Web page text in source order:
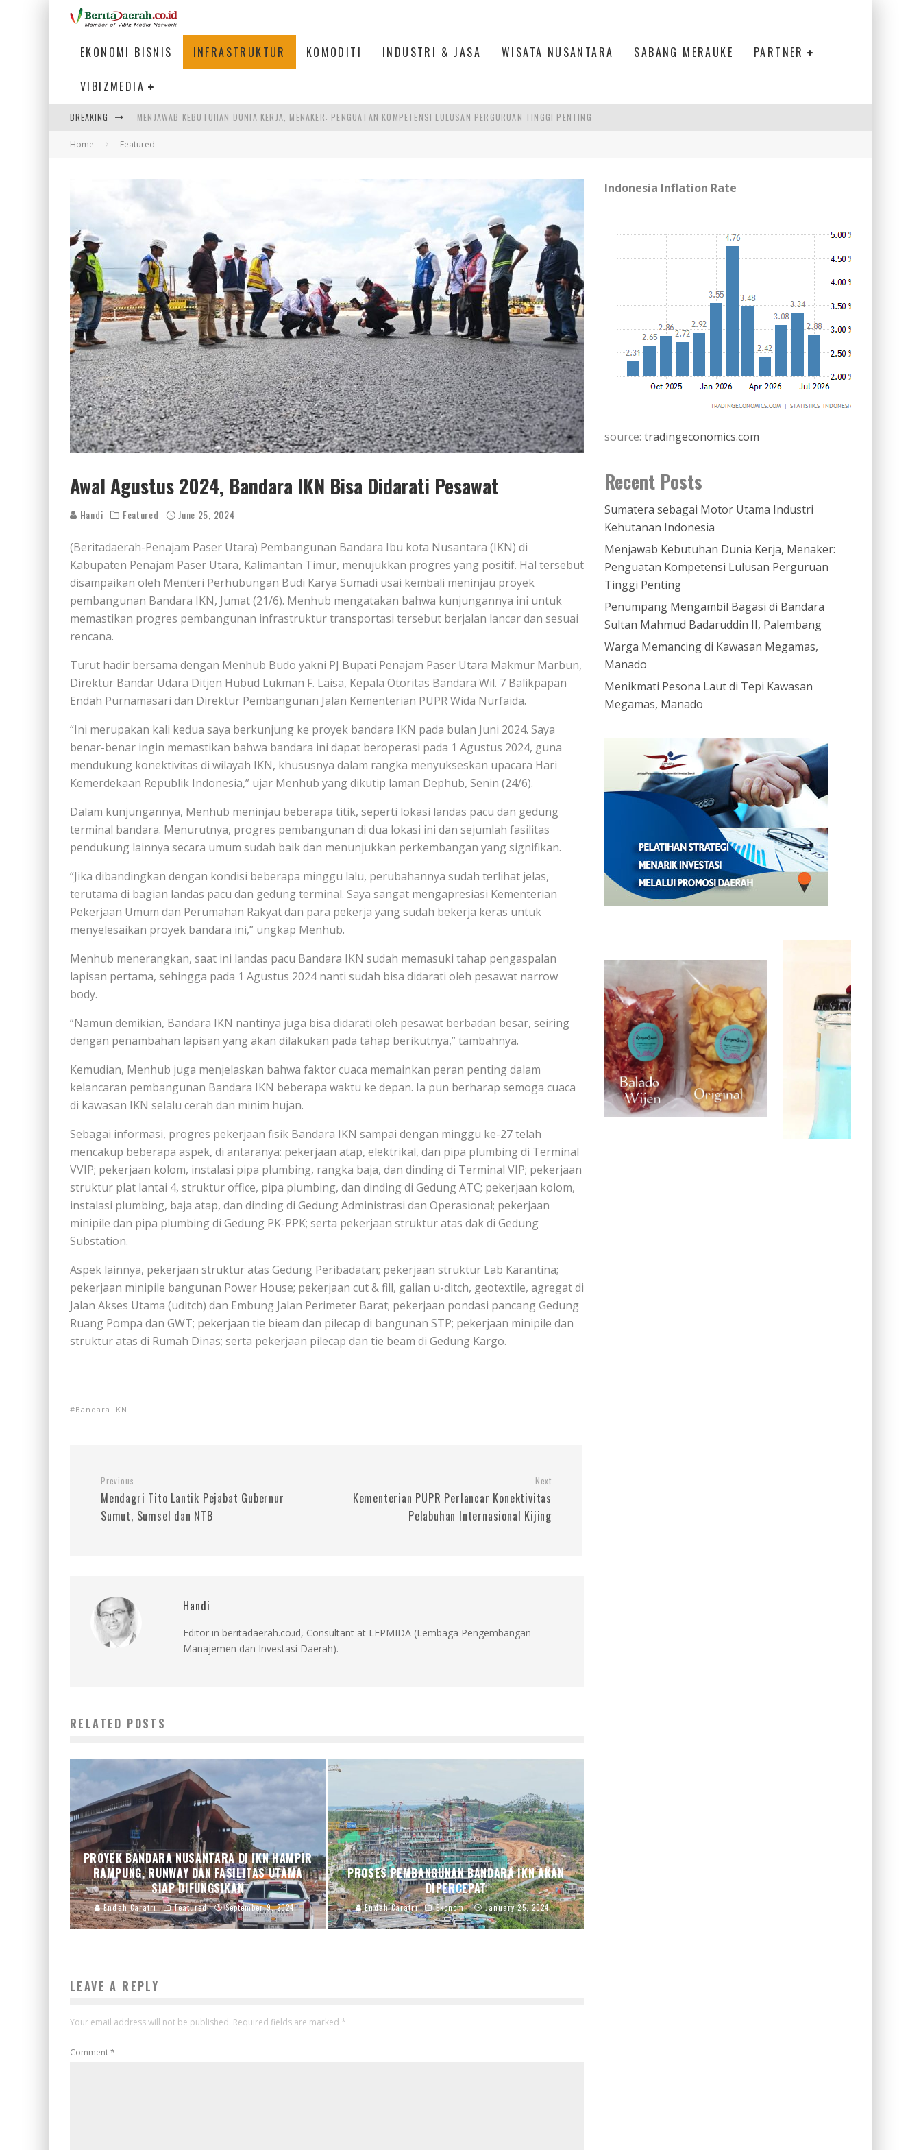
EKONOMI BISNIS INFRASTRUKTUR KOMODITI INDUSTRI & JASA WISATA NUSANTARA SABANG MERAUKE PARTNER
VIBIZMEDIA
BREAKING
MENJAWAB KEBUTUHAN DUNIA KERJA, MENAKER: PENGUATAN KOMPETENSI LULUSAN PERGURUAN TINGGI PENTING
PENUMPANG MENGAMBIL BAGASI DI BANDARA SULTAN MAHMUD BADARUDDIN II, PALEMBANG
WARGA MEMANCING DI KAWASAN MEGAMAS, MANADO
Home Featured
Awal Agustus 2024, Bandara IKN Bisa Didarati Pesawat
Handi Featured June 25, 2024
(Beritadaerah-Penajam Paser Utara) Pembangunan Bandara Ibu kota Nusantara (IKN) di
Kabupaten Penajam Paser Utara, Kalimantan Timur, menujukkan progres yang positif. Hal tersebut
disampaikan oleh Menteri Perhubungan Budi Karya Sumadi usai kembali meninjau proyek
pembangunan Bandara IKN, Jumat (21/6). Menhub mengatakan bahwa kunjungannya ini untuk
memastikan progres pembangunan infrastruktur transportasi tersebut berjalan lancar dan sesuai
rencana.
Turut hadir bersama dengan Menhub Budo yakni PJ Bupati Penajam Paser Utara Makmur Marbun,
Direktur Bandar Udara Ditjen Hubud Lukman F. Laisa, Kepala Otoritas Bandara Wil. 7 Balikpapan
Endah Purnamasari dan Direktur Pembangunan Jalan Kementerian PUPR Wida Nurfaida.
“Ini merupakan kali kedua saya berkunjung ke proyek bandara IKN pada bulan Juni 2024. Saya
benar-benar ingin memastikan bahwa bandara ini dapat beroperasi pada 1 Agustus 2024, guna
mendukung konektivitas di wilayah IKN, khususnya dalam rangka menyukseskan upacara Hari
Kemerdekaan Republik Indonesia,” ujar Menhub yang dikutip laman Dephub, Senin (24/6).
Dalam kunjungannya, Menhub meninjau beberapa titik, seperti lokasi landas pacu dan gedung
terminal bandara. Menurutnya, progres pembangunan di dua lokasi ini dan sejumlah fasilitas
pendukung lainnya secara umum sudah baik dan menunjukkan perkembangan yang signifikan.
“Jika dibandingkan dengan kondisi beberapa minggu lalu, perubahannya sudah terlihat jelas,
terutama di bagian landas pacu dan gedung terminal. Saya sangat mengapresiasi Kementerian
Pekerjaan Umum dan Perumahan Rakyat dan para pekerja yang sudah bekerja keras untuk
menyelesaikan proyek bandara ini,” ungkap Menhub.
Menhub menerangkan, saat ini landas pacu Bandara IKN sudah memasuki tahap pengaspalan
lapisan pertama, sehingga pada 1 Agustus 2024 nanti sudah bisa didarati oleh pesawat narrow
body.
“Namun demikian, Bandara IKN nantinya juga bisa didarati oleh pesawat berbadan besar, seiring
dengan penambahan lapisan yang akan dilakukan pada tahap berikutnya,” tambahnya.
Kemudian, Menhub juga menjelaskan bahwa faktor cuaca memainkan peran penting dalam
kelancaran pembangunan Bandara IKN beberapa waktu ke depan. Ia pun berharap semoga cuaca
di kawasan IKN selalu cerah dan minim hujan.
Sebagai informasi, progres pekerjaan fisik Bandara IKN sampai dengan minggu ke-27 telah
mencakup beberapa aspek, di antaranya: pekerjaan atap, elektrikal, dan pipa plumbing di Terminal
VVIP; pekerjaan kolom, instalasi pipa plumbing, rangka baja, dan dinding di Terminal VIP; pekerjaan
struktur plat lantai 4, struktur office, pipa plumbing, dan dinding di Gedung ATC; pekerjaan kolom,
instalasi plumbing, baja atap, dan dinding di Gedung Administrasi dan Operasional; pekerjaan
minipile dan pipa plumbing di Gedung PK-PPK; serta pekerjaan struktur atas dak di Gedung
Substation.
Aspek lainnya, pekerjaan struktur atas Gedung Peribadatan; pekerjaan struktur Lab Karantina;
pekerjaan minipile bangunan Power House; pekerjaan cut & fill, galian u-ditch, geotextile, agregat di
Jalan Akses Utama (uditch) dan Embung Jalan Perimeter Barat; pekerjaan pondasi pancang Gedung
Ruang Pompa dan GWT; pekerjaan tie bieam dan pilecap di bangunan STP; pekerjaan minipile dan
struktur atas di Rumah Dinas; serta pekerjaan pilecap dan tie beam di Gedung Kargo.
Bandara IKN
Previous
Mendagri Tito Lantik Pejabat Gubernur
Sumut, Sumsel dan NTB
Next
Kementerian PUPR Perlancar Konektivitas
Pelabuhan Internasional Kijing
Handi
Editor in beritadaerah.co.id, Consultant at LEPMIDA (Lembaga Pengembangan
Manajemen dan Investasi Daerah).
RELATED POSTS
PROYEK BANDARA NUSANTARA DI IKN HAMPIR
RAMPUNG, RUNWAY DAN FASILITAS UTAMA
SIAP DIFUNGSIKAN
Endah Caratri Featured September 9, 2024
PROSES PEMBANGUNAN BANDARA IKN AKAN
DIPERCEPAT
Endah Caratri Ekonomi January 25, 2024
LEAVE A REPLY
Your email address will not be published. Required fields are marked *
Comment*
Indonesia Inflation Rate
source: tradingeconomics.com
Recent Posts
Sumatera sebagai Motor Utama Industri
Kehutanan Indonesia
Menjawab Kebutuhan Dunia Kerja, Menaker:
Penguatan Kompetensi Lulusan Perguruan
Tinggi Penting
Penumpang Mengambil Bagasi di Bandara
Sultan Mahmud Badaruddin II, Palembang
Warga Memancing di Kawasan Megamas,
Manado
Menikmati Pesona Laut di Tepi Kawasan
Megamas, Manado